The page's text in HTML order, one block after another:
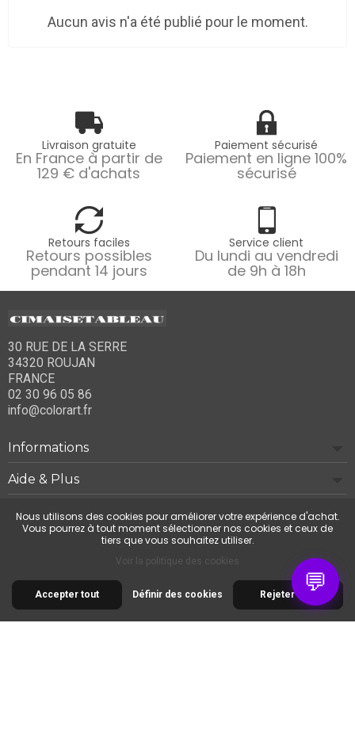
Aucun avis n'a été publié pour le moment.
Livraison gratuite
En France à partir de
129 € d'achats
Paiement sécurisé
Paiement en ligne 100%
sécurisé
Retours faciles
Retours possibles
pendant 14 jours
Service client
Du lundi au vendredi
de 9h à 18h
30 RUE DE LA SERRE
34320 ROUJAN
FRANCE
02 30 96 05 86
info@colorart.fr
Informations
Aide & Plus
Notre société
Contactez-nous
💬
© 2026 Cimaise Tableau. Tous droits réservés.
Nous utilisons des cookies pour améliorer votre expérience d'achat.
Vous pourrez à tout moment sélectionner nos cookies et ceux de
tiers que vous souhaitez utiliser.
Voir la politique des cookies
Accepter tout Rejeter tout
Définir des cookies